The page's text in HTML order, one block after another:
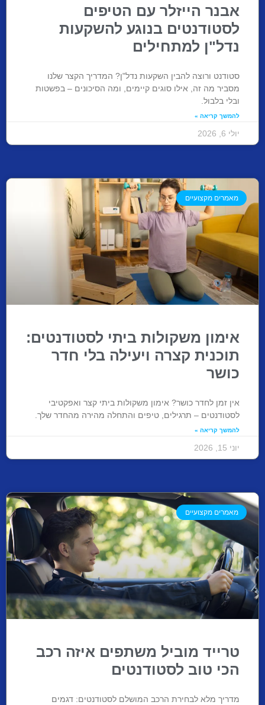
אבנר הייזלר עם הטיפים
לסטודנטים בנוגע להשקעות
נדל"ן למתחילים
סטודנט ורוצה להבין השקעות נדל"ן? המדריך הקצר שלנו
מסביר מה זה, אילו סוגים קיימים, ומה הסיכונים – בפשטות
ובלי בלבול.
להמשך קריאה »
יולי 6, 2026
מאמרים מקצועיים
אימון משקולות ביתי לסטודנטים:
תוכנית קצרה ויעילה בלי חדר
כושר
אין זמן לחדר כושר? אימון משקולות ביתי קצר ואפקטיבי
לסטודנטים – תרגילים, טיפים והתחלה מהירה מהחדר שלך.
להמשך קריאה »
יוני 15, 2026
מאמרים מקצועיים
טרייד מוביל משתפים איזה רכב
הכי טוב לסטודנטים
מדריך מלא לבחירת הרכב המושלם לסטודנטים: דגמים